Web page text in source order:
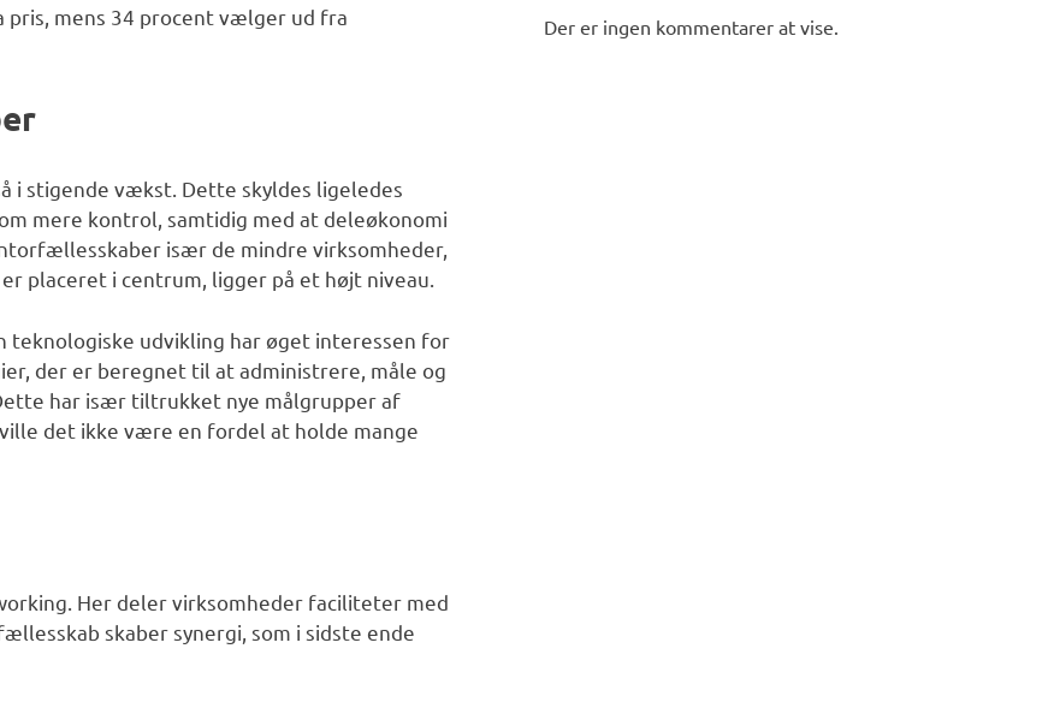
mens 34 procent vælger ud fra
stigende vækst. Dette skyldes ligeledes
mere kontrol, samtidig med at deleøkonomi
især de mindre virksomheder,
placeret i centrum, ligger på et højt niveau.
teknologiske udvikling har øget interessen for
der er beregnet til at administrere, måle og
har især tiltrukket nye målgrupper af
det ikke være en fordel at holde mange
Her deler virksomheder faciliteter med
skaber synergi, som i sidste ende
Der er ingen kommentarer at vise.